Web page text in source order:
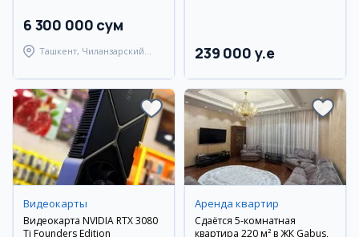
6 300 000 сум
Ташкент, Чиланзарский
239 000 y.e
Видеокарты
Видеокарта NVIDIA RTX 3080
Ti Founders Edition
Аренда квартир
Сдаётся 5-комнатная
квартира 220 м² в ЖК Gabus,